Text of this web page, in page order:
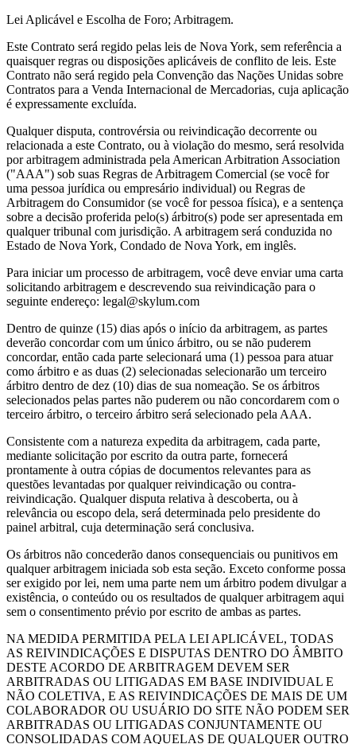
Lei Aplicável e Escolha de Foro; Arbitragem.
Este Contrato será regido pelas leis de Nova York, sem referência a
quaisquer regras ou disposições aplicáveis de conflito de leis. Este
Contrato não será regido pela Convenção das Nações Unidas sobre
Contratos para a Venda Internacional de Mercadorias, cuja aplicação
é expressamente excluída.
Qualquer disputa, controvérsia ou reivindicação decorrente ou
relacionada a este Contrato, ou à violação do mesmo, será resolvida
por arbitragem administrada pela American Arbitration Association
("AAA") sob suas Regras de Arbitragem Comercial (se você for
uma pessoa jurídica ou empresário individual) ou Regras de
Arbitragem do Consumidor (se você for pessoa física), e a sentença
sobre a decisão proferida pelo(s) árbitro(s) pode ser apresentada em
qualquer tribunal com jurisdição. A arbitragem será conduzida no
Estado de Nova York, Condado de Nova York, em inglês.
Para iniciar um processo de arbitragem, você deve enviar uma carta
solicitando arbitragem e descrevendo sua reivindicação para o
seguinte endereço: legal@skylum.com
Dentro de quinze (15) dias após o início da arbitragem, as partes
deverão concordar com um único árbitro, ou se não puderem
concordar, então cada parte selecionará uma (1) pessoa para atuar
como árbitro e as duas (2) selecionadas selecionarão um terceiro
árbitro dentro de dez (10) dias de sua nomeação. Se os árbitros
selecionados pelas partes não puderem ou não concordarem com o
terceiro árbitro, o terceiro árbitro será selecionado pela AAA.
Consistente com a natureza expedita da arbitragem, cada parte,
mediante solicitação por escrito da outra parte, fornecerá
prontamente à outra cópias de documentos relevantes para as
questões levantadas por qualquer reivindicação ou contra-
reivindicação. Qualquer disputa relativa à descoberta, ou à
relevância ou escopo dela, será determinada pelo presidente do
painel arbitral, cuja determinação será conclusiva.
Os árbitros não concederão danos consequenciais ou punitivos em
qualquer arbitragem iniciada sob esta seção. Exceto conforme possa
ser exigido por lei, nem uma parte nem um árbitro podem divulgar a
existência, o conteúdo ou os resultados de qualquer arbitragem aqui
sem o consentimento prévio por escrito de ambas as partes.
NA MEDIDA PERMITIDA PELA LEI APLICÁVEL, TODAS
AS REIVINDICAÇÕES E DISPUTAS DENTRO DO ÂMBITO
DESTE ACORDO DE ARBITRAGEM DEVEM SER
ARBITRADAS OU LITIGADAS EM BASE INDIVIDUAL E
NÃO COLETIVA, E AS REIVINDICAÇÕES DE MAIS DE UM
COLABORADOR OU USUÁRIO DO SITE NÃO PODEM SER
ARBITRADAS OU LITIGADAS CONJUNTAMENTE OU
CONSOLIDADAS COM AQUELAS DE QUALQUER OUTRO